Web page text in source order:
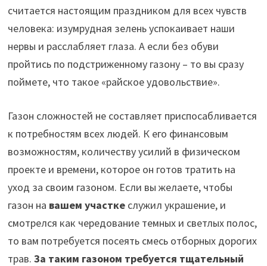
считается настоящим праздником для всех чувств
человека: изумрудная зелень успокаивает наши
нервы и расслабляет глаза. А если без обуви
пройтись по подстриженному газону – то вы сразу
поймете, что такое «райское удовольствие».
Газон сложностей не составляет приспосабливается
к потребностям всех людей. К его финансовым
возможностям, количеству усилий в физическом
проекте и времени, которое он готов тратить на
уход за своим газоном. Если вы желаете, чтобы
газон на вашем участкеслужил украшение, и
смотрелся как чередование темных и светлых полос,
то вам потребуется посеять смесь отборных дорогих
трав. За таким газоном требуется тщательный